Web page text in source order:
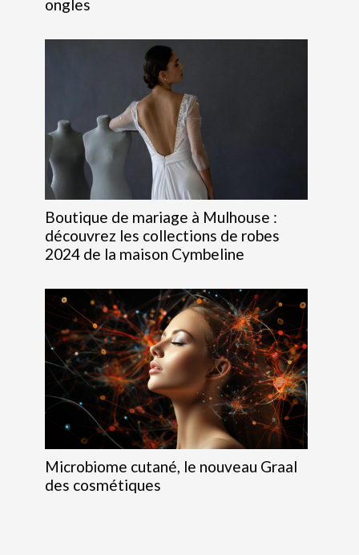
ongles
Boutique de mariage à Mulhouse :
découvrez les collections de robes
2024 de la maison Cymbeline
Microbiome cutané, le nouveau Graal
des cosmétiques